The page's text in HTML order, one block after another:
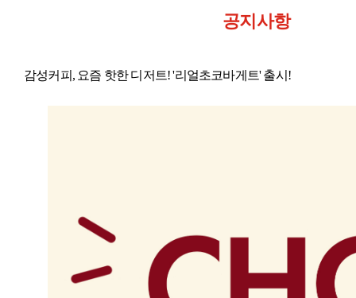
공지사항
감성커피, 요즘 핫한 디저트! '리얼초코바게트' 출시!